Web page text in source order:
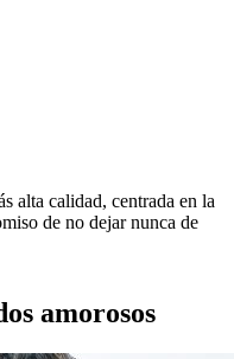
alta calidad, centrada en la
de no dejar nunca de